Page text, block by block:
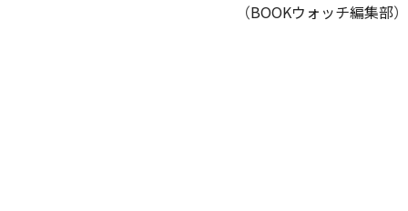
（BOOKウォッチ編集部）